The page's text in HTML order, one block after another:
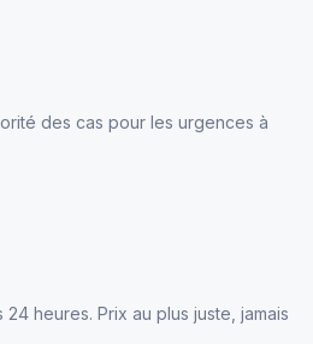
des cas pour les urgences à
heures. Prix au plus juste, jamais